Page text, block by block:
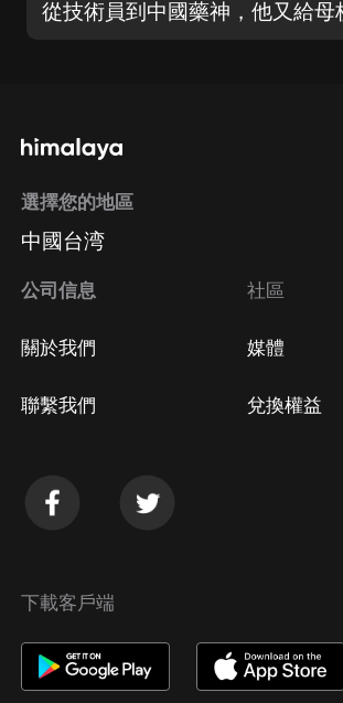
選擇您的地區
中國台湾
公司信息
關於我們
聯繫我們
社區
媒體
兌換權益
下載客戶端